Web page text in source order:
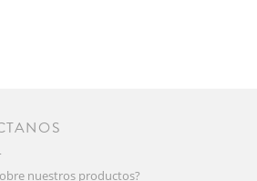
nuestros productos?